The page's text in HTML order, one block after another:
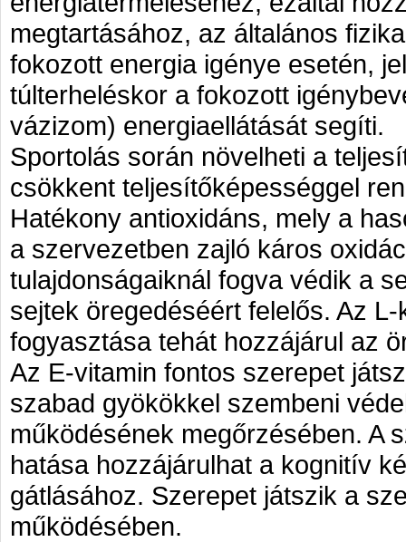
megtartásához, az általános
fokozott energia igénye esetén,
túlterheléskor a fokozott
vázizom) energiaellátását segíti.
Sportolás során növelheti a
csökkent teljesítőképességgel
Hatékony antioxidáns, mely a
a szervezetben zajló káros
tulajdonságaiknál fogva védik a
sejtek öregedéséért felelős. Az
fogyasztása tehát hozzájárul az
Az E-vitamin fontos szerepet
szabad gyökökkel szembeni
működésének megőrzésében. A
hatása hozzájárulhat a kognitív
gátlásához. Szerepet játszik a
működésében.